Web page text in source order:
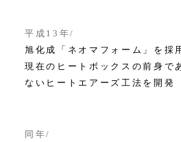
平成13年
旭化成「ネオマフォーム」を採
現在のヒートボックスの前身で
ないヒートエアーズ工法を開発
同年